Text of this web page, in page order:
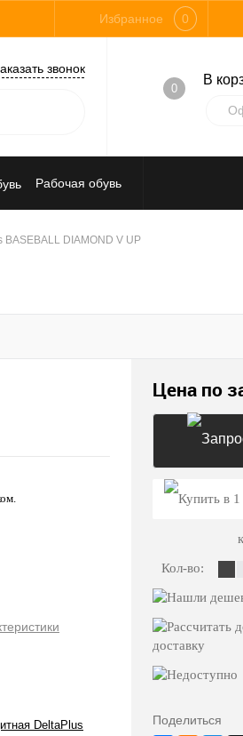
Избранное 0
звонок
0
В
Рабочая обувь
DIAMOND V UP
DeltaPlus
Цена по
Кол-во:
доставку
Поделиться